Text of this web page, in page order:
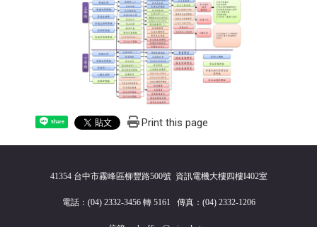
Share Print this page
41354 台中市霧峰區柳豐路500號 資訊電機大樓四樓I402室
電話：(04) 2332-3456 轉 5161 傳真：(04) 2332-1206